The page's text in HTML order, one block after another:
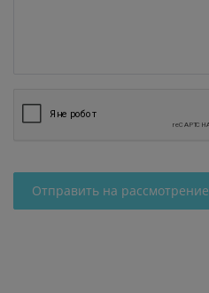
Отправить на рассмотрение